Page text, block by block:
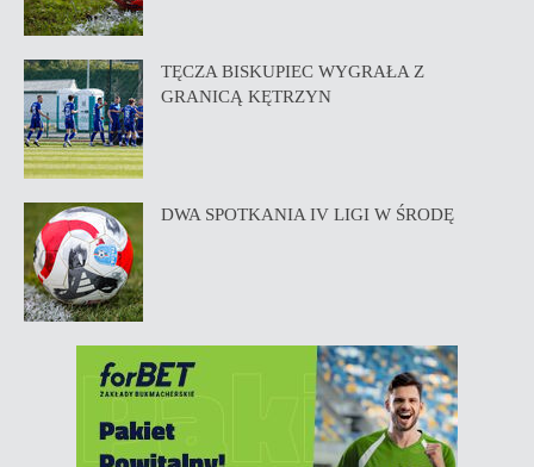
TĘCZA BISKUPIEC WYGRAŁA Z
GRANICĄ KĘTRZYN
DWA SPOTKANIA IV LIGI W ŚRODĘ